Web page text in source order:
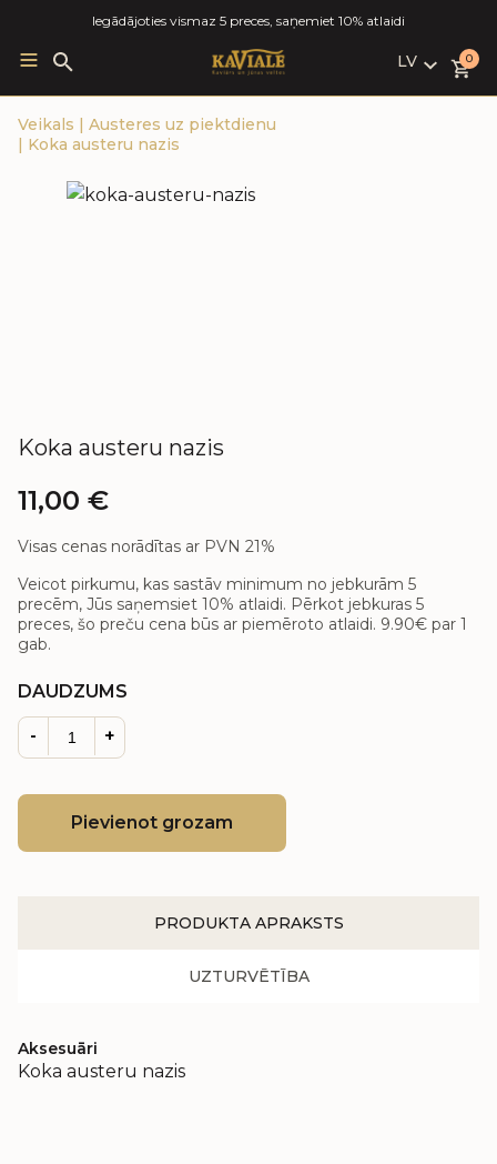
Iegādājoties vismaz 5 preces, saņemiet 10% atlaidi
Search
for:
LV
LV
0
Veikals | Austeres uz piektdienu
| Koka austeru nazis
Koka austeru nazis
11,00 €
Visas cenas norādītas ar PVN 21%
Veicot pirkumu, kas sastāv minimum no jebkurām 5
precēm, Jūs saņemsiet 10% atlaidi. Pērkot jebkuras 5
preces, šo preču cena būs ar piemēroto atlaidi. 9.90€ par 1
gab.
DAUDZUMS
- +
Pievienot grozam
PRODUKTA APRAKSTS
UZTURVĒTĪBA
Aksesuāri
Koka austeru nazis